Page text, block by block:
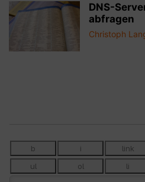
DNS-
abfragen
Christoph